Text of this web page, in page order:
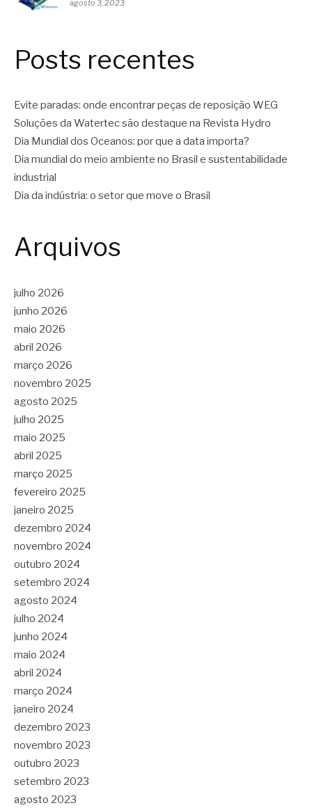
agosto 3, 2023
Posts recentes
Evite paradas: onde encontrar peças de reposição WEG
Soluções da Watertec são destaque na Revista Hydro
Dia Mundial dos Oceanos: por que a data importa?
Dia mundial do meio ambiente no Brasil e sustentabilidade
industrial
Dia da indústria: o setor que move o Brasil
Arquivos
julho 2026
junho 2026
maio 2026
abril 2026
março 2026
novembro 2025
agosto 2025
julho 2025
maio 2025
abril 2025
março 2025
fevereiro 2025
janeiro 2025
dezembro 2024
novembro 2024
outubro 2024
setembro 2024
agosto 2024
julho 2024
junho 2024
maio 2024
abril 2024
março 2024
janeiro 2024
dezembro 2023
novembro 2023
outubro 2023
setembro 2023
agosto 2023